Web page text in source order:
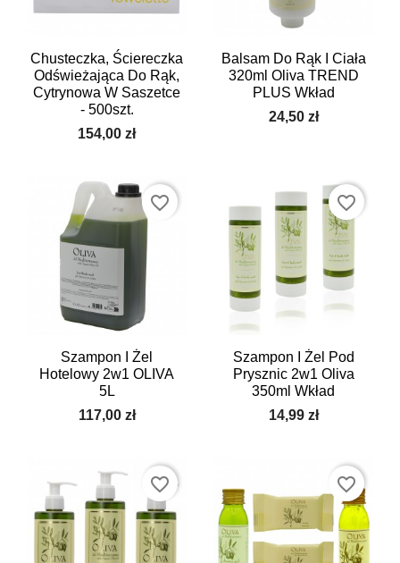
Chusteczka, Ściereczka
Odświeżająca Do Rąk,
Cytrynowa W Saszetce
- 500szt.
154,00 zł
Balsam Do Rąk I Ciała
320ml Oliva TREND
PLUS Wkład
24,50 zł
Szampon I Żel
Hotelowy 2w1 OLIVA
5L
117,00 zł
favorite_border
Szampon I Żel Pod
Prysznic 2w1 Oliva
350ml Wkład
14,99 zł
favorite_border
favorite_border favorite_border